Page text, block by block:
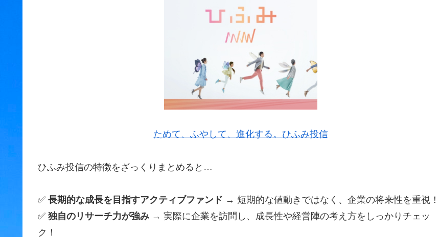
ためて、ふやして、進化する。ひふみ投信
ひふみ投信の特徴をざっくりまとめると…
✅ 長期的な成長を目指すアクティブファンド → 短期的な値動きではなく、企業の将来性を重視！
✅ 独自のリサーチ力が強み → 実際に企業を訪問し、成長性や経営陣の考え方をしっかりチェッ
ク！